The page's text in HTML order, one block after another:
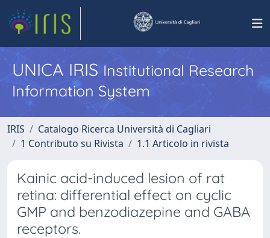
UNICA IRISInstitutional Research
Information System
IRIS
Catalogo Ricerca Università di Cagliari
1 Contributo su Rivista
1.1 Articolo in rivista
Kainic acid-induced lesion of rat
retina: differential effect on cyclic
GMP and benzodiazepine and GABA
receptors.